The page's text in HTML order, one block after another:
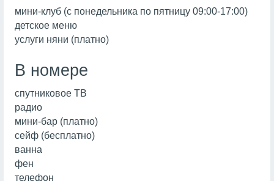
мини-клуб (с понедельника по пятницу 09:00-17:00)
детское меню
услуги няни (платно)
В номере
спутниковое ТВ
радио
мини-бар (платно)
сейф (бесплатно)
ванна
фен
телефон